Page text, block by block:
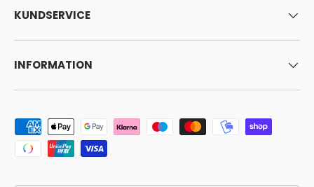
KUNDSERVICE
INFORMATION
Godkända betalningsmetoder